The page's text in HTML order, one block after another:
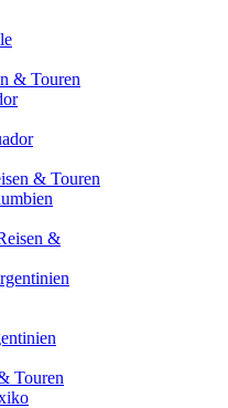
& Touren
& Touren
&
Touren